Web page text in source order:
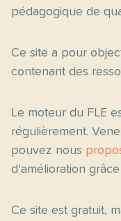
pédagogique de
Ce site a pour
contenant des
Le moteur du FLE
régulièrement.
pouvez nous
d'amélioration
Ce site est gratuit,